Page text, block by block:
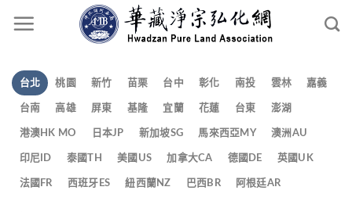
台北 桃園 新竹 苗栗 台中 彰化 南投 雲林 嘉義
台南 高雄 屏東 基隆 宜蘭 花蓮 台東 澎湖
港澳HK MO 日本JP 新加坡SG 馬來西亞MY 澳洲AU
印尼ID 泰國TH 美國US 加拿大CA 德國DE 英國UK
法國FR 西班牙ES 紐西蘭NZ 巴西BR 阿根廷AR